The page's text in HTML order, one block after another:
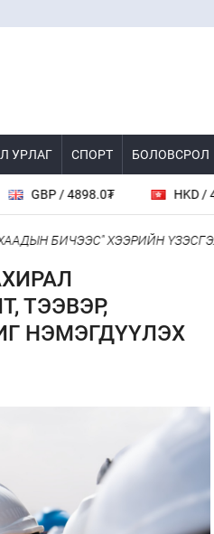
УРЛАГ СПОРТ БОЛОВСРОЛ
GBP / 4898.0₮ HKD / 461.6₮
БИЧЭЭС" ХЭЭРИЙН
ТЭЭВЭР,
НЭМЭГДҮҮЛЭХ